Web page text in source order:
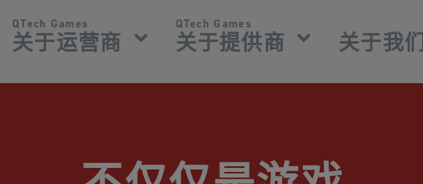
QTech Games
关于运营商
QTech Games
关于提供商 关于我们